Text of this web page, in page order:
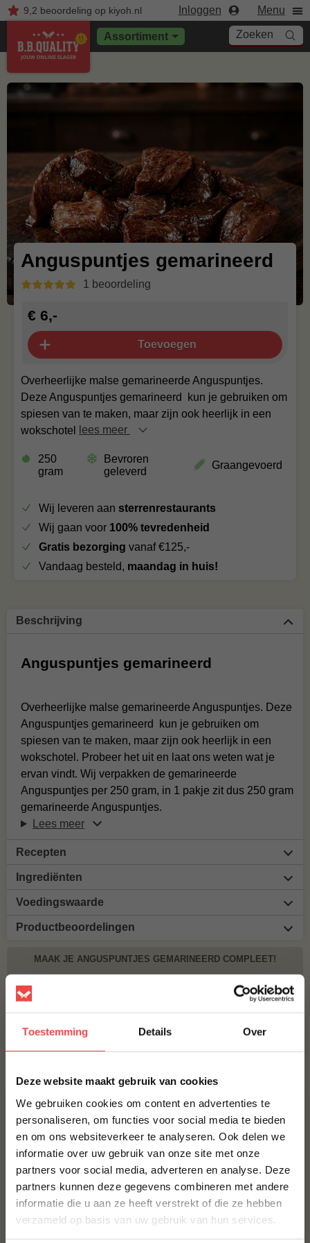
Toestemming Details Over
Deze website maakt gebruik van cookies
We gebruiken cookies om content en advertenties te
personaliseren, om functies voor social media te bieden
en om ons websiteverkeer te analyseren. Ook delen we
informatie over uw gebruik van onze site met onze
partners voor social media, adverteren en analyse. Deze
partners kunnen deze gegevens combineren met andere
informatie die u aan ze heeft verstrekt of die ze hebben
verzameld op basis van uw gebruik van hun services.
9,2 beoordelingop kiyoh.nl Inloggen Menu
Assortiment Zoeken
Anguspuntjes gemarineerd
1 beoordeling
Overheerlijke malse gemarineerde Anguspuntjes.
Deze Anguspuntjes gemarineerd kun je gebruiken om
spiesen van te maken, maar zijn ook heerlijk in een
wokschotel
lees meer
250
gram
Bevroren
geleverd
Graangevoerd
€ 6,-
Toevoegen
Wij leveren aan sterrenrestaurants
Wij gaan voor 100% tevredenheid
Gratis bezorging vanaf €125,-
Vandaag besteld, maandag in huis!
Beschrijving
Anguspuntjes gemarineerd
Overheerlijke malse gemarineerde Anguspuntjes. Deze
Anguspuntjes gemarineerd kun je gebruiken om
spiesen van te maken, maar zijn ook heerlijk in een
wokschotel. Probeer het uit en laat ons weten wat je
ervan vindt. Wij verpakken de gemarineerde
Anguspuntjes per 250 gram, in 1 pakje zit dus 250 gram
gemarineerde Anguspuntjes.
Lees meer
Recepten
Ingrediënten
Voedingswaarde
Productbeoordelingen
MAAK JE ANGUSPUNTJES GEMARINEERD COMPLEET!
€ 9,95
Angus kogelbiefstuk
(9)
ACTIE 6 halen, 5 betalen
Angus burger, 6 halen 5
betalen
10% korting op je
eerste bestelling*
Schrijf je in voor onze nieuwsbrief en ontvang direct
10% korting op jouw eerste bestelling.